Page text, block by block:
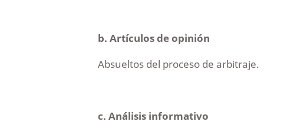
b. Artículos de opinión
Absueltos del proceso de arbitraje.
c. Análisis informativo